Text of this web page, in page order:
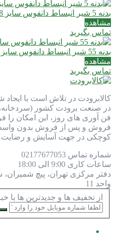
بدنه 5 شیر انبساط دانفوس سایز 7/8*5/8 جوشی
مشاهده
تماس بگیرید
بدنه 55 شیر انبساط دانفوس سایز 1.3/8*1.1/8 جوشی
مشاهده
تماس بگیرید
کالابرودت در تلاش است با
در صنعت برودت کشور (سردخانه،
فن آوری های روز، این امکان را
فروش و پس از فروش بدون
کوچکی در جهت آسایش و رضایت
شماره تماس 021 77677053
ساعات کاری 9:00 الی 18:00
دفتر مرکزی
واحد 11
از تخفیف ها و جدیدترین ها با